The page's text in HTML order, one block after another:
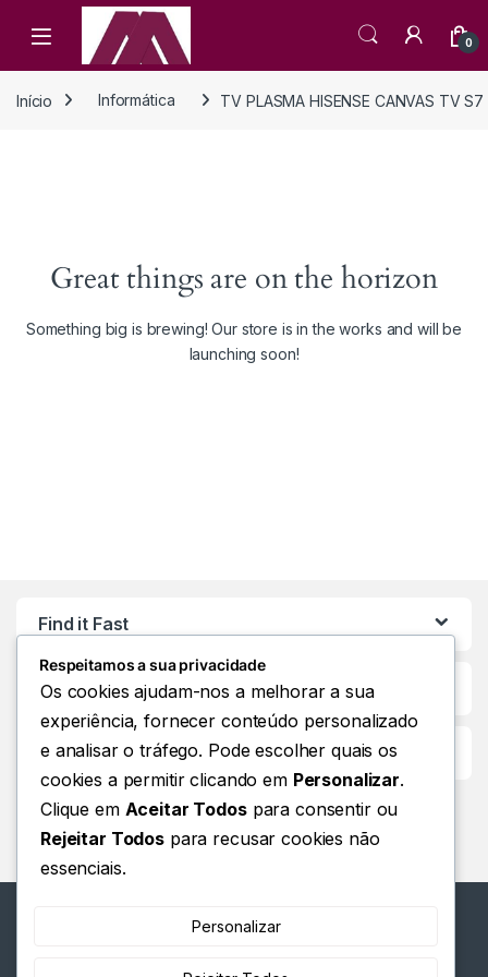
Open 0
Início Informática TV PLASMA HISENSE CANVAS TV S7
Great things are on the horizon
Something big is brewing! Our store is in the works and will be
launching soon!
Find it Fast
Customer Care
Respeitamos a sua privacidade
Os cookies ajudam-nos a melhorar a sua
experiência, fornecer conteúdo personalizado
e analisar o tráfego. Pode escolher quais os
cookies a permitir clicando em Personalizar.
Clique em Aceitar Todospara consentir ou
Rejeitar Todos para recusar cookies não
essenciais.
Personalizar